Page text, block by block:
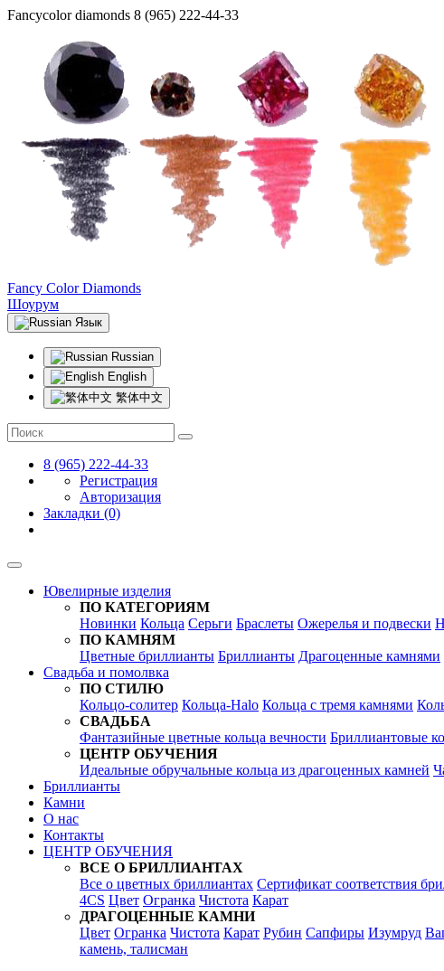
Fancycolor diamonds 8 (965) 222-44-33
Fancy Color Diamonds
Шоурум
Язык
Russian
English
繁体中文
8 (965) 222-44-33
Регистрация
Авторизация
Закладки (0)
Ювелирные изделия
ПО КАТЕГОРИЯМ
Новинки Кольца Серьги Браслеты Ожерелья и подвески
ПО КАМНЯМ
Цветные бриллианты Бриллианты Драгоценные камнями
Свадьба и помолвка
ПО СТИЛЮ
Кольцо-солитер Кольца-Halo Кольца c тремя камнями
СВАДЬБА
Фантазийные цветные кольца вечности Бриллиантовые
ЦЕНТР ОБУЧЕНИЯ
Идеальные обручальные кольца из драгоценных камней
Бриллианты
Камни
О нас
Контакты
ЦЕНТР ОБУЧЕНИЯ
ВСЕ О БРИЛЛИАНТАХ
Все о цветных бриллиантах Сертификат соответствия
4CS Цвет Огранка Чистота Карат
ДРАГОЦЕННЫЕ КАМНИ
Цвет Огранка Чистота Карат Рубин Сапфиры Изумруд
камень, талисман